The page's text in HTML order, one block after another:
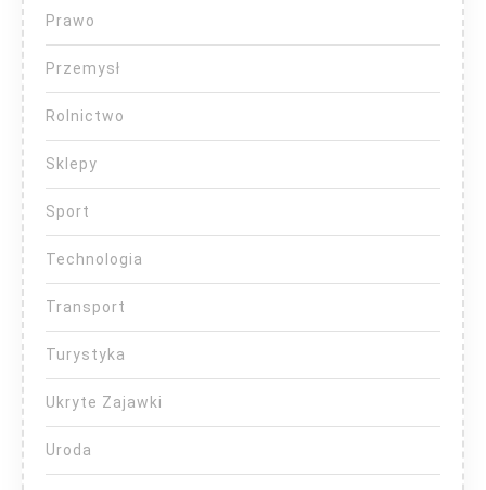
Prawo
Przemysł
Rolnictwo
Sklepy
Sport
Technologia
Transport
Turystyka
Ukryte Zajawki
Uroda